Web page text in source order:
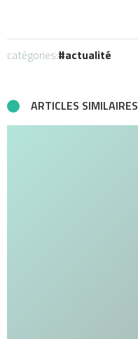
catégories: actualité
ARTICLES SIMILAIRES